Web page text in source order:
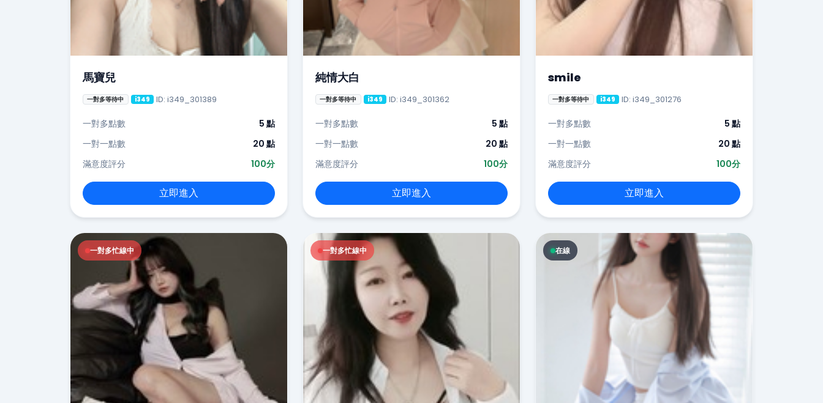
馬寶兒
一對多等待中 i349 ID: i349_301389
一對多點數
5 點
一對一點數
20 點
滿意度評分
100分
立即進入
純情大白
一對多等待中 i349 ID: i349_301362
一對多點數
5 點
一對一點數
20 點
滿意度評分
100分
立即進入
smile
一對多等待中 i349 ID: i349_301276
一對多點數
5 點
一對一點數
20 點
滿意度評分
100分
立即進入
一對多忙線中 一對多忙線中 在線